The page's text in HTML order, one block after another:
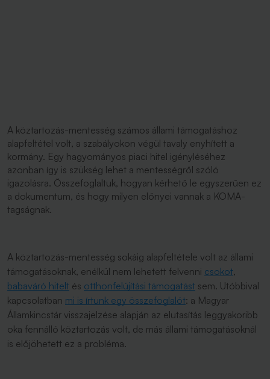
A köztartozás-mentesség számos állami támogatáshoz
alapfeltétel volt, a szabályokon végül tavaly enyhített a
kormány. Egy hagyományos piaci hitel igényléséhez
azonban így is szükség lehet a mentességről szóló
igazolásra. Összefoglaltuk, hogyan kérhető le egyszerűen ez
a dokumentum, és hogy milyen előnyei vannak a KOMA-
tagságnak.
A köztartozás-mentesség sokáig alapfeltétele volt az állami
támogatásoknak, enélkül nem lehetett felvenni csokot,
babaváró hitelt és otthonfelújítási támogatást sem. Utóbbival
kapcsolatban mi is írtunk egy összefoglalót: a Magyar
Államkincstár visszajelzése alapján az elutasítás leggyakoribb
oka fennálló köztartozás volt, de más állami támogatásoknál
is előjöhetett ez a probléma.